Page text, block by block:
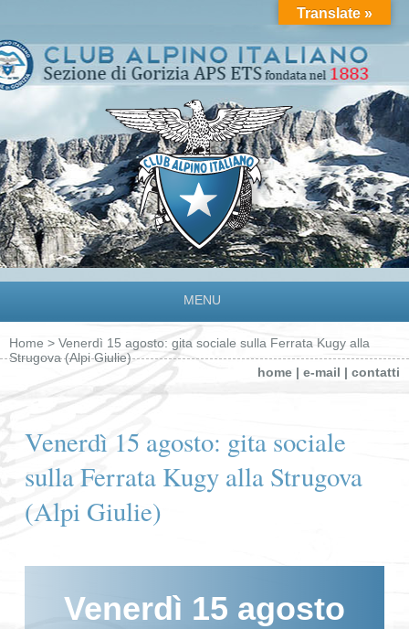
MENU
Home > Venerdì 15 agosto: gita sociale sulla Ferrata Kugy alla
Strugova (Alpi Giulie)
home | e-mail | contatti
Venerdì 15 agosto: gita sociale
sulla Ferrata Kugy alla Strugova
(Alpi Giulie)
Venerdì 15 agosto
Translate »